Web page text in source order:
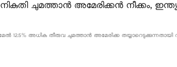
ചുമത്താൻ അമേരിക്കൻ നീക്കം,
12.5% അധിക തീരുവ ചുമത്താൻ അമേരിക്ക തയ്യാറെടുക്കുന്നതായി